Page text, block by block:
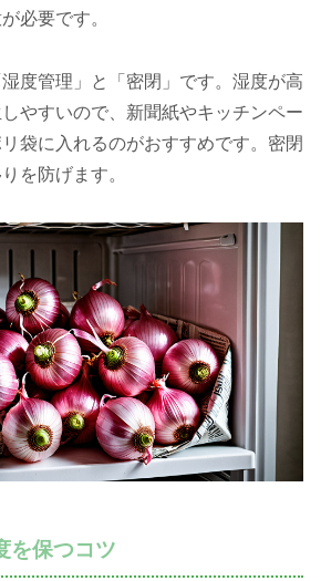
必要です。
度管理」と「密閉」です。湿度が高
やすいので、新聞紙やキッチンペー
袋に入れるのがおすすめです。密閉
を防げます。
を保つコツ